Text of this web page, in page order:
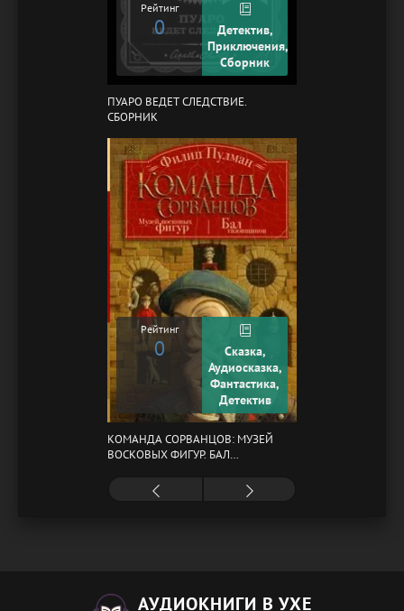
Рейтинг
0
Детектив,
Приключения,
Сборник
ПУАРО ВЕДЕТ СЛЕДСТВИЕ.
СБОРНИК
Рейтинг
0
Сказка,
Аудиосказка,
Фантастика,
Детектив
КОМАНДА СОРВАНЦОВ: МУЗЕЙ
ВОСКОВЫХ ФИГУР. БАЛ
АУДИОКНИГИ В УХЕ